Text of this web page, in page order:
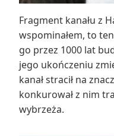
Fragment kanału z
wspominałem, to
go przez 1000 lat
jego ukończeniu
kanał stracił na
konkurował z nim
wybrzeża.